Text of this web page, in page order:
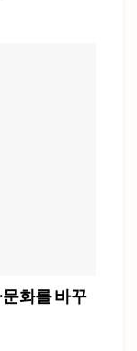
문화를 바꾸